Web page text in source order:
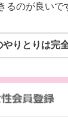
るのが良いで
りとりは完